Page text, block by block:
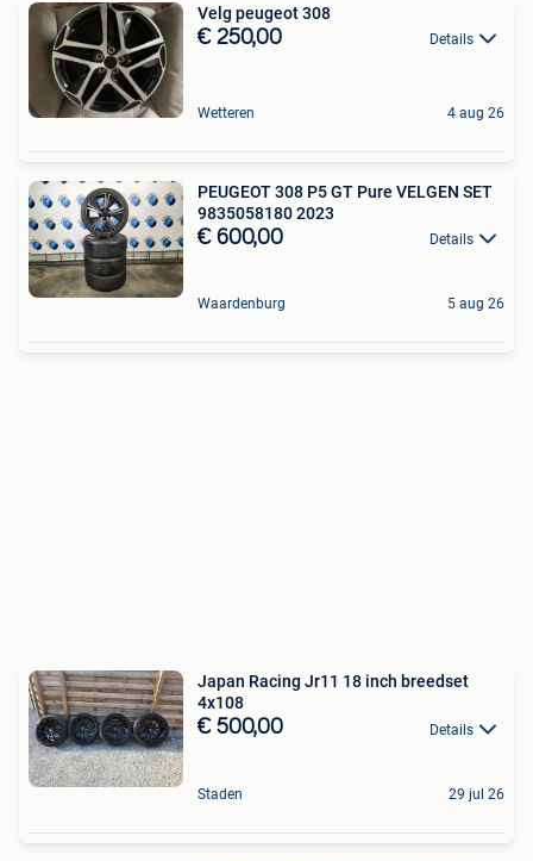
Velg peugeot 308
€ 250,00 Details
Wetteren 4 aug 26
PEUGEOT 308 P5 GT Pure VELGEN SET
9835058180 2023
€ 600,00 Details
Waardenburg 5 aug 26
Japan Racing Jr11 18 inch breedset
4x108
€ 500,00 Details
Staden 29 jul 26